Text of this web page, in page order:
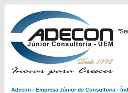
Adecon - Empresa Júnior de Consultoria -